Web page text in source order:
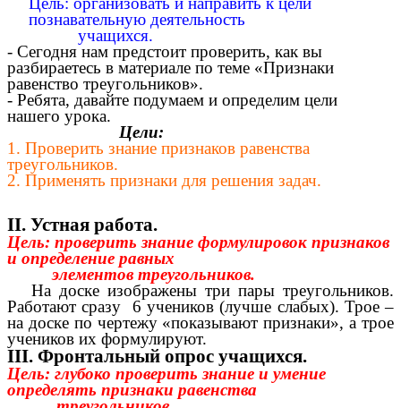
познавательную деятельность
учащихся.
- Сегодня нам предстоит проверить, как вы
разбираетесь в материале по теме «Признаки
равенство треугольников».
- Ребята, давайте подумаем и определим цели
нашего урока.
Цели:
1. Проверить знание признаков равенства
треугольников.
2. Применять признаки для решения задач.
II. Устная работа.
Цель: проверить знание формулировок признаков
и определение равных
элементов треугольников.
На доске изображены три пары треугольников.
Работают сразу 6 учеников (лучше слабых). Трое –
на доске по чертежу «показывают признаки», а трое
учеников их формулируют.
III. Фронтальный опрос учащихся.
Цель: глубоко проверить знание и умение
определять признаки равенства